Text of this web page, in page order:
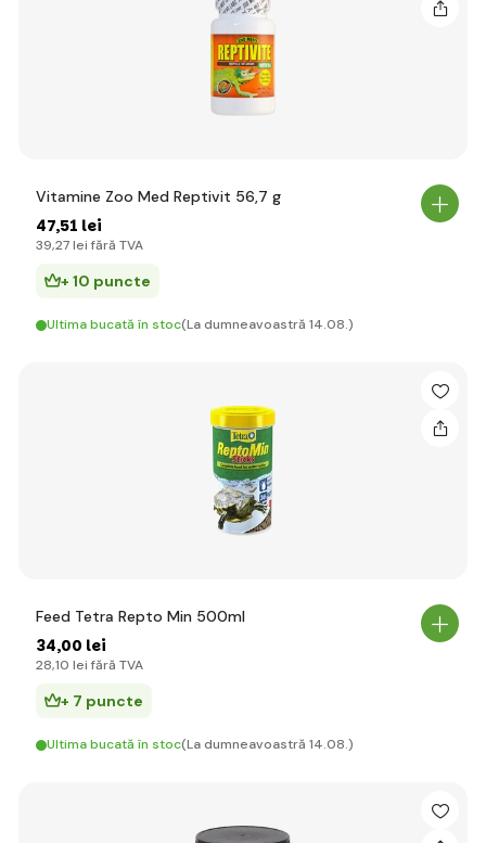
Vitamine Zoo Med Reptivit 56,7 g
47,51 lei
39,27 lei fără TVA
+ 10 puncte
Ultima bucată în stoc(La dumneavoastră 14.08.)
Feed Tetra Repto Min 500ml
34,00 lei
28,10 lei fără TVA
+ 7 puncte
Ultima bucată în stoc(La dumneavoastră 14.08.)